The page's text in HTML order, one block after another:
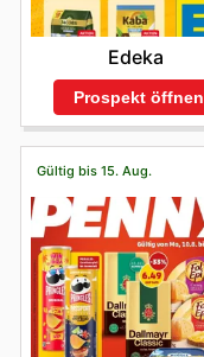
Edeka
Prospekt öffnen
Gültig bis 15. Aug.